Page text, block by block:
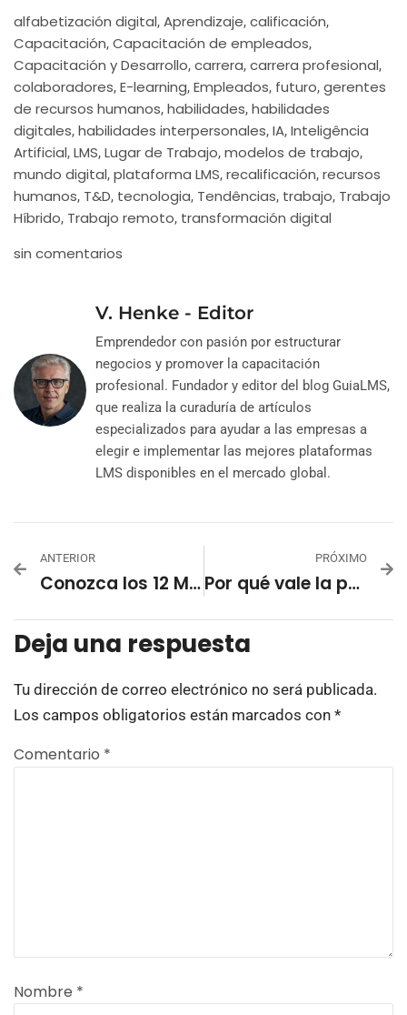
alfabetización digital, Aprendizaje, calificación,
Capacitación, Capacitación de empleados,
Capacitación y Desarrollo, carrera, carrera profesional,
colaboradores, E-learning, Empleados, futuro, gerentes
de recursos humanos, habilidades, habilidades
digitales, habilidades interpersonales, IA, Inteligência
Artificial, LMS, Lugar de Trabajo, modelos de trabajo,
mundo digital, plataforma LMS, recalificación, recursos
humanos, T&D, tecnologia, Tendências, trabajo, Trabajo
Híbrido, Trabajo remoto, transformación digital
sin comentarios
V. Henke - Editor
Emprendedor con pasión por estructurar
negocios y promover la capacitación
profesional. Fundador y editor del blog GuiaLMS,
que realiza la curaduría de artículos
especializados para ayudar a las empresas a
elegir e implementar las mejores plataformas
LMS disponibles en el mercado global.
ANTERIOR
Conozca los 12 Mejores LMSs SaaS para 2024
PRÓXIMO
Por qué vale la pena invertir en el bienestar financiero de los empleados
Deja una respuesta
Tu dirección de correo electrónico no será publicada.
Los campos obligatorios están marcados con *
Comentario *
Nombre *